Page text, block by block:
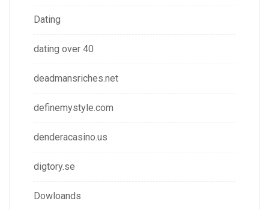
Dating
dating over 40
deadmansriches.net
definemystyle.com
denderacasino.us
digtory.se
Dowloands